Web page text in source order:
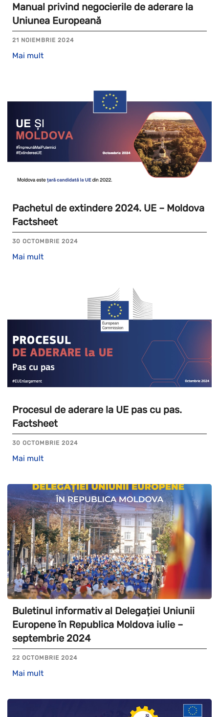
Manual privind negocierile de aderare la
Uniunea Europeană
21 NOIEMBRIE 2024
Mai mult
Pachetul de extindere 2024. UE – Moldova
Factsheet
30 OCTOMBRIE 2024
Mai mult
Procesul de aderare la UE pas cu pas.
Factsheet
30 OCTOMBRIE 2024
Mai mult
Buletinul informativ al Delegației Uniunii
Europene în Republica Moldova iulie –
septembrie 2024
22 OCTOMBRIE 2024
Mai mult